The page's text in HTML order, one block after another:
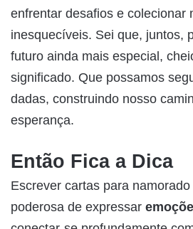
enfrentar desafios e colecionar
inesquecíveis. Sei que, juntos,
futuro ainda mais especial,
significado. Que possamos
dadas, construindo nosso
esperança.
Então Fica a Dica
Escrever cartas para
poderosa de expressar